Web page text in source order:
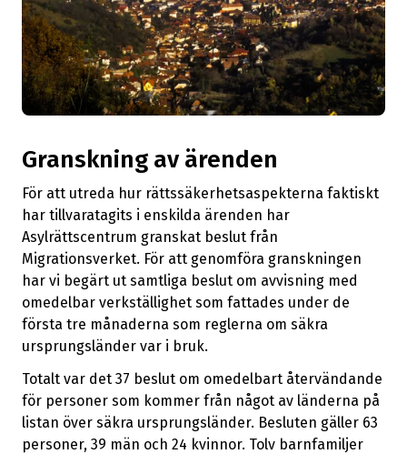
Granskning av ärenden
För att utreda hur rättssäkerhetsaspekterna faktiskt
har tillvaratagits i enskilda ärenden har
Asylrättscentrum granskat beslut från
Migrationsverket. För att genomföra granskningen
har vi begärt ut samtliga beslut om avvisning med
omedelbar verkställighet som fattades under de
första tre månaderna som reglerna om säkra
ursprungsländer var i bruk.
Totalt var det 37 beslut om omedelbart återvändande
för personer som kommer från något av länderna på
listan över säkra ursprungsländer. Besluten gäller 63
personer, 39 män och 24 kvinnor. Tolv barnfamiljer